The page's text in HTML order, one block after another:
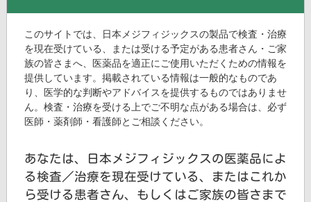
脳血流シンチグラフィ
監 修 日本脳神経核医学研究会 PDF(1MB)
このサイトでは、日本メジフィジックスの製品で検査・治療
を現在受けている、または受ける予定がある患者さん・ご家
族の皆さまへ、医薬品を適正にご使用いただくための情報を
提供しています。掲載されている情報は一般的なものであ
り、医学的な判断やアドバイスを提供するものではありませ
ん。検査・治療を受ける上でご不明な点がある場合は、必ず
医師・薬剤師・看護師とご相談ください。
あなたは、日本メジフィジックスの医薬品によ
る検査／治療を現在受けている、またはこれか
ら受ける患者さん、もしくはご家族の皆さまで